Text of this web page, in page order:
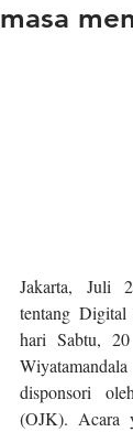
masa
Jakarta, Juli
tentang Digital
hari Sabtu,
disponsori
(OJK). Acara